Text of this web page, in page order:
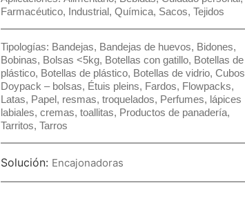
Farmacéutico, Industrial,Química, Sacos,Tejidos
Tipologías: Bandejas, Bandejas de huevos, Bidones,
Bobinas, Bolsas <5kg, Botellas con gatillo, Botellas de
plástico, Botellas de plástico, Botellas de vidrio,Cubos
Doypack – bolsas, Étuis pleins, Fardos, Flowpacks,
Latas, Papel, resmas, troquelados, Perfumes, lápices
labiales, cremas, toallitas, Productos de panadería,
Tarritos,Tarros
Solución: Encajonadoras